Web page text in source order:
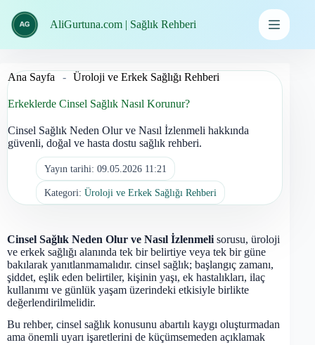
geç
AliGurtuna.com | Sağlık Rehberi
Ana Sayfa - Üroloji ve Erkek Sağlığı Rehberi
Erkeklerde Cinsel Sağlık Nasıl Korunur?
Cinsel Sağlık Neden Olur ve Nasıl İzlenmeli hakkında
güvenli, doğal ve hasta dostu sağlık rehberi.
Yayın tarihi: 09.05.2026 11:21
Kategori: Üroloji ve Erkek Sağlığı Rehberi
Cinsel Sağlık Neden Olur ve Nasıl İzlenmeli sorusu, üroloji
ve erkek sağlığı alanında tek bir belirtiye veya tek bir güne
bakılarak yanıtlanmamalıdır. cinsel sağlık; başlangıç zamanı,
şiddet, eşlik eden belirtiler, kişinin yaşı, ek hastalıkları, ilaç
kullanımı ve günlük yaşam üzerindeki etkisiyle birlikte
değerlendirilmelidir.
Bu rehber, cinsel sağlık konusunu abartılı kaygı oluşturmadan
ama önemli uyarı işaretlerini de küçümsemeden açıklamak